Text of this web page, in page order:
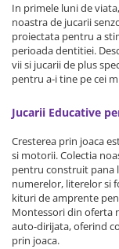
In primele luni de
noastra de jucarii
proiectata pentru a
perioada dentitiei.
vii si jucarii de plus
pentru a-i tine pe cei
Jucarii Educative
Cresterea prin joaca
si motorii. Colectia
pentru construit pana
numerelor, literelor si
kituri de amprente
Montessori din oferta
auto-dirijata, oferind
prin joaca.